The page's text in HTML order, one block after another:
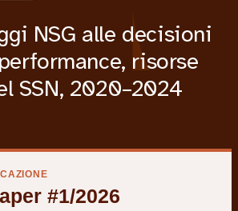
NSG alle decisioni
risorse
SSN, 2020–2024
#1/2026